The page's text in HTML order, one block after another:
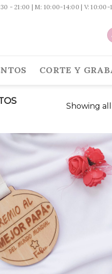
- 21:00 | M: 10:00-14:00 | V:
CORTE Y
Showing